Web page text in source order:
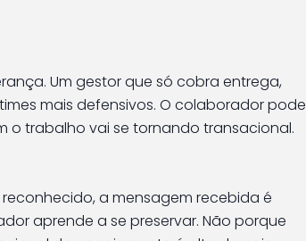
Um gestor que só cobra entrega,
mais defensivos. O colaborador pode
o trabalho vai se tornando transacional.
a mensagem recebida é
aprende a se preservar. Não porque